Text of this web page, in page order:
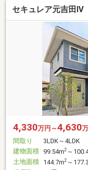
セキュレア元吉田
4,330万円～4,630
間取り
3LDK～4LDK
建物面積 99.54m2 ～
土地面積 144.7m2 ～